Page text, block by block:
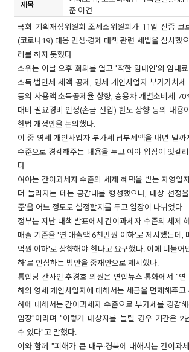
제목
준 이견
국회 기획재정위원회 조세소위원회가 11일 신종 코
(코로나19) 대응 민생·경제 대책 관련 세법을 심사했
리를 하지 못했다.
소위는 이날 오후 회의를 열고 '착한 임대인'의 임대
소득·법인세 세액 공제, 영세 개인사업자 부가가치세
등의 사용액 소득공제율 상향, 승용차 개별소비세
대비 필요경비 인정(손금 산입) 한도 상향 등의 내용
한법 개정안을 논의했다.
이 중 영세 개인사업자 부가세 납부세액을 내년 말
수준으로 경감해주는 내용을 두고 여야 입장이 엇갈
다.
여야는 간이과세자 수준의 세제 혜택을 받는 자영업
더 늘리자는 데는 공감대를 형성했으나, 대상 선정
준'을 어느 정도로 설정할지를 두고 입장이 나뉘었다.
정부는 지난 대책 발표에서 간이과세자 수준의 세제
매출 기준을 '연 매출액 6천만원 이하'로 제시했는데,
억원 이하'로 상향해야 한다고 요구했다. 이에 더불어
하'로 인상하는 방안을 중재안으로 제시했다.
통합당 간사인 추경호 의원은 연합뉴스 통화에서 "연
하의 영세 개인사업자에 대해서는 세금을 면제해주고
하에 대해서는 간이과세자 수준으로 부가세를 경감
입장"이라며 "이렇게 대상자를 늘릴 경우 기간은 2
수 있다"고 말했다.
이와 함께 "피해가 큰 대구·경북에 대해서는 간이과